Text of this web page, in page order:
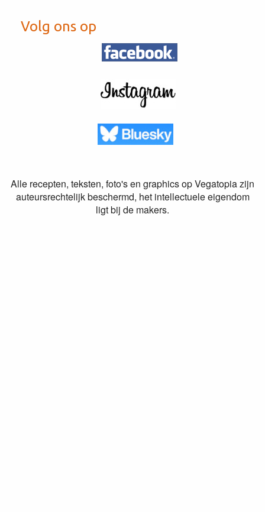
Volg ons op
Alle recepten, teksten, foto's en graphics op Vegatopia zijn
auteursrechtelijk beschermd, het intellectuele eigendom
ligt bij de makers.